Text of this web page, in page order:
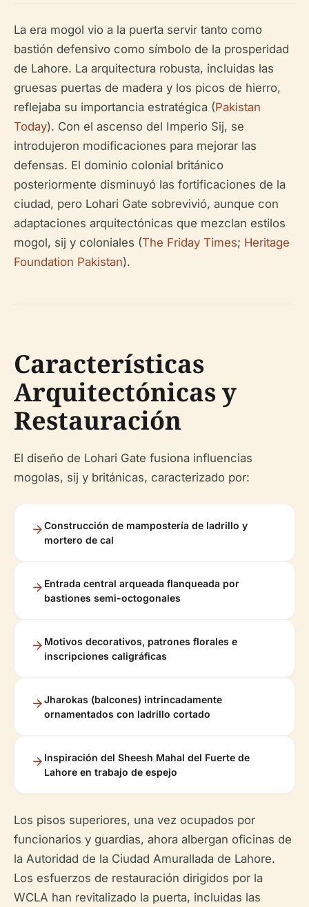
La era mogol vio a la puerta servir tanto como
bastión defensivo como símbolo de la prosperidad
de Lahore. La arquitectura robusta, incluidas las
gruesas puertas de madera y los picos de hierro,
reflejaba su importancia estratégica (Pakistan
Today). Con el ascenso del Imperio Sij, se
introdujeron modificaciones para mejorar las
defensas. El dominio colonial británico
posteriormente disminuyó las fortificaciones de la
ciudad, pero Lohari Gate sobrevivió, aunque con
adaptaciones arquitectónicas que mezclan estilos
mogol, sij y coloniales (The Friday Times; Heritage
Foundation Pakistan).
Características
Arquitectónicas y
Restauración
El diseño de Lohari Gate fusiona influencias
mogolas, sij y británicas, caracterizado por:
Construcción de mampostería de ladrillo y
mortero de cal
Entrada central arqueada flanqueada por
bastiones semi-octogonales
Motivos decorativos, patrones florales e
inscripciones caligráficas
Jharokas (balcones) intrincadamente
ornamentados con ladrillo cortado
Inspiración del Sheesh Mahal del Fuerte de
Lahore en trabajo de espejo
Los pisos superiores, una vez ocupados por
funcionarios y guardias, ahora albergan oficinas de
la Autoridad de la Ciudad Amurallada de Lahore.
Los esfuerzos de restauración dirigidos por la
WCLA han revitalizado la puerta, incluidas las